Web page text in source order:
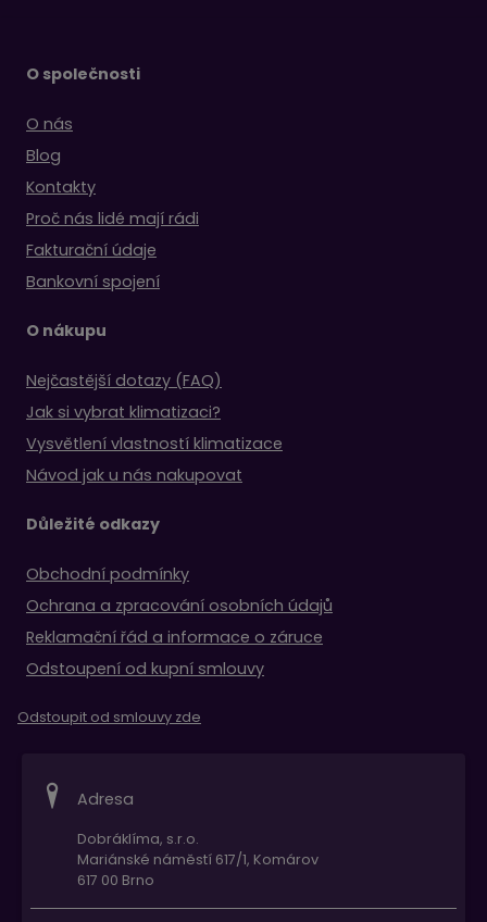
O společnosti
O nás
Blog
Kontakty
Proč nás lidé mají rádi
Fakturační údaje
Bankovní spojení
O nákupu
Nejčastější dotazy (FAQ)
Jak si vybrat klimatizaci?
Vysvětlení vlastností klimatizace
Návod jak u nás nakupovat
Důležité odkazy
Obchodní podmínky
Ochrana a zpracování osobních údajů
Reklamační řád a informace o záruce
Odstoupení od kupní smlouvy
Odstoupit od smlouvy zde
Adresa
Dobráklíma, s.r.o.
Mariánské náměstí 617/1, Komárov
617 00 Brno